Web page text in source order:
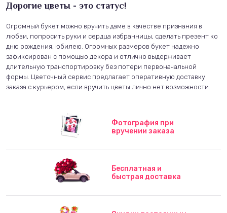
Дорогие цветы - это статус!
Огромный букет можно вручить даме в качестве признания в
любви, попросить руки и сердца избранницы, сделать презент ко
дню рождения, юбилею. Огромных размеров букет надежно
зафиксирован с помощью декора и отлично выдерживает
длительную транспортировку без потери первоначальной
формы. Цветочный сервис предлагает оперативную доставку
заказа с курьером, если вручить цветы лично нет возможности.
Фотография при
вручении заказа
Бесплатная и
быстрая доставка